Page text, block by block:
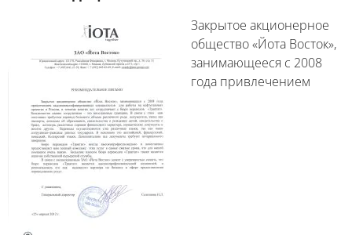
Закрытое акционерное
общество «Йота Восток»,
занимающееся с 2008
года привлечением